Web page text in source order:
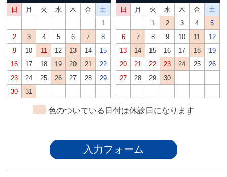
日 月 火 水 木 金
土
1
2
3 4 5 6 7
8
9
10 11 12 13 14
15
16
17 18 19 20 21
22
23
24 25 26 27 28
29
30
31
日 月 火 水 木 金
土
1
2 3 4
5
6
7 8 9 10 11
12
13
14 15 16 17 18
19
20
21 22 23 24 25
26
27
28 29 30
色のついている日付は休診日になります
入力フォーム